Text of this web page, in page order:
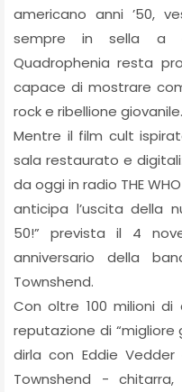
americano anni ’50,
sempre in sella a
Quadrophenia resta
capace di mostrare
rock e ribellione giovanile.
Mentre il film cult
sala restaurato e
da oggi in radio THE
anticipa l’uscita della
50!” prevista il 4
anniversario della
Townshend.
Con oltre 100 milioni
reputazione di “migliore
dirla con Eddie
Townshend -